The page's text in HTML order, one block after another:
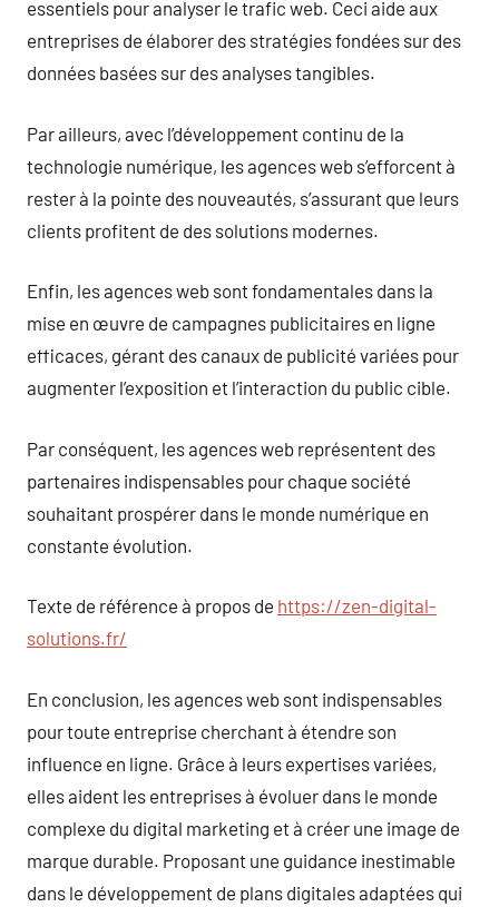
essentiels pour analyser le trafic web. Ceci aide aux
entreprises de élaborer des stratégies fondées sur des
données basées sur des analyses tangibles.
Par ailleurs, avec l’développement continu de la
technologie numérique, les agences web s’efforcent à
rester à la pointe des nouveautés, s’assurant que leurs
clients profitent de des solutions modernes.
Enfin, les agences web sont fondamentales dans la
mise en œuvre de campagnes publicitaires en ligne
efficaces, gérant des canaux de publicité variées pour
augmenter l’exposition et l’interaction du public cible.
Par conséquent, les agences web représentent des
partenaires indispensables pour chaque société
souhaitant prospérer dans le monde numérique en
constante évolution.
Texte de référence à propos de https://zen-digital-
solutions.fr/
En conclusion, les agences web sont indispensables
pour toute entreprise cherchant à étendre son
influence en ligne. Grâce à leurs expertises variées,
elles aident les entreprises à évoluer dans le monde
complexe du digital marketing et à créer une image de
marque durable. Proposant une guidance inestimable
dans le développement de plans digitales adaptées qui